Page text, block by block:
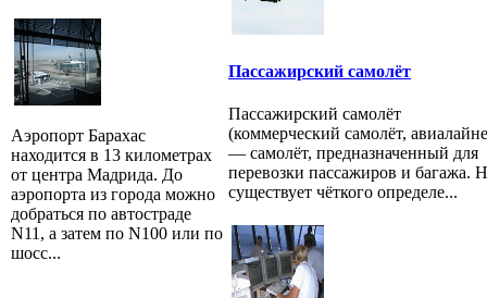
Аэропорт Барахас
находится в 13 километрах
от центра Мадрида. До
аэропорта из города можно
добраться по автостраде
N11, а затем по N100 или по
шосс...
Пассажирский самолёт
Пассажирский самолёт
(коммерческий самолёт,
— самолёт, предназначенный для
перевозки пассажиров и багажа.
существует чёткого определе...